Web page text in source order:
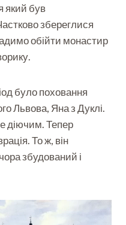
який був
збереглися
обійти монастир
було поховання
Львова, Яна з Дуклі.
діючим. Тепер
То ж, він
збудований і